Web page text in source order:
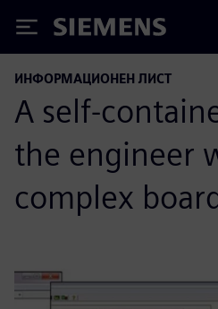
Siemens
ИНФОРМАЦИОНЕН ЛИСТ
A self-
the engineer
complex